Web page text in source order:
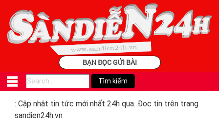
BẠN ĐỌC GỬI BÀI
: Cập nhật tin tức mới nhất 24h qua. Đọc tin trên trang
sandien24h.vn